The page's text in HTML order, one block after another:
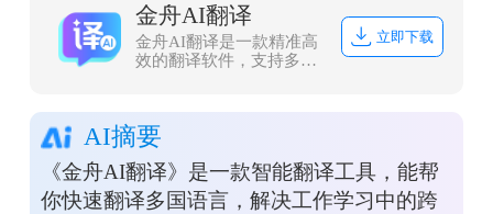
金舟AI翻译
金舟AI翻译是一款精准高
效的翻译软件，支持多国
文档、图片、截图翻译，
既保护您的隐私安全，又
极大提升处理外文资料、
跨境沟通的效率，助您事
半功倍。
立即下载
AI摘要
《金舟AI翻译》是一款智能翻译工具，能帮
你快速翻译多国语言，解决工作学习中的跨